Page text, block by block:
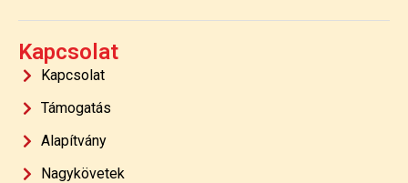
Kapcsolat
Kapcsolat
Támogatás
Alapítvány
Nagykövetek